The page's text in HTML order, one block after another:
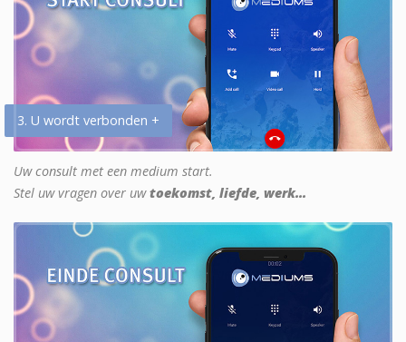
3. U wordt verbonden +
Uw consult met een medium start.
Stel uw vragen over uwtoekomst, liefde, werk...